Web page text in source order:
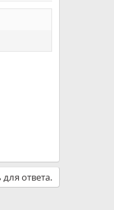
ответа.